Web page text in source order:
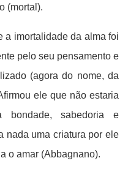
(mortal).
a imortalidade da alma foi
pelo seu pensamento e
(agora do nome, da
ele que não estaria
sabedoria e
nada uma criatura por ele
o amar (Abbagnano).